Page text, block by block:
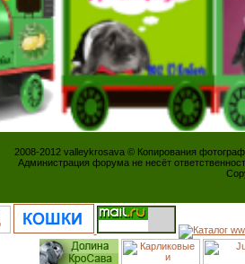
2008-2012 valleykrosava © Копирования
Администрация форума не несёт